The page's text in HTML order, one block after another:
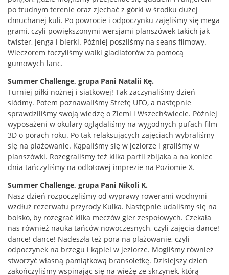
po trudnym terenie oraz zjechać z górki w środku dużej
dmuchanej kuli. Po powrocie i odpoczynku zajęliśmy się mega
grami, czyli powiększonymi wersjami planszówek takich jak
twister, jenga i bierki. Później poszliśmy na seans filmowy.
Wieczorem toczyliśmy walki gladiatorów za pomocą
gumowych lanc.
Summer Challenge, grupa Pani Natalii Kę.
Turniej piłki nożnej i siatkowej! Tak zaczynaliśmy dzień
siódmy. Potem poznawaliśmy Strefę UFO, a następnie
sprawdziliśmy swoją wiedzę o Ziemi i Wszechświecie. Później
wyposażeni w okulary oglądaliśmy na wygodnych pufach film
3D o porach roku. Po tak relaksujących zajęciach wybraliśmy
się na plażowanie. Kąpaliśmy się w jeziorze i graliśmy w
planszówki. Rozegraliśmy też kilka partii zbijaka a na koniec
dnia tańczyliśmy na odlotowej imprezie na Poziomie X.
Summer Challenge, grupa Pani Nikoli K.
Nasz dzień rozpoczęliśmy od wyprawy rowerami wodnymi
wzdłuż rezerwatu przyrody Kulka. Następnie udaliśmy się na
boisko, by rozegrać kilka meczów gier zespołowych. Czekała
nas również nauka tańców nowoczesnych, czyli zajęcia dance!
dance! dance! Nadeszła też pora na plażowanie, czyli
odpoczynek na brzegu i kąpiel w jeziorze. Mogliśmy również
stworzyć własną pamiątkową bransoletkę. Dzisiejszy dzień
zakończyliśmy wspinając się na wieżę ze skrzynek, którą